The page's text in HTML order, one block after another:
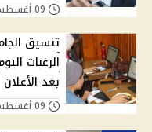
الرغبات
بعد الأعلان